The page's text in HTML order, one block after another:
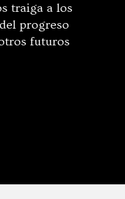
traiga a los
progreso
futuros